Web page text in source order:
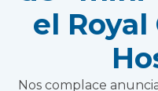
el
Nos complace